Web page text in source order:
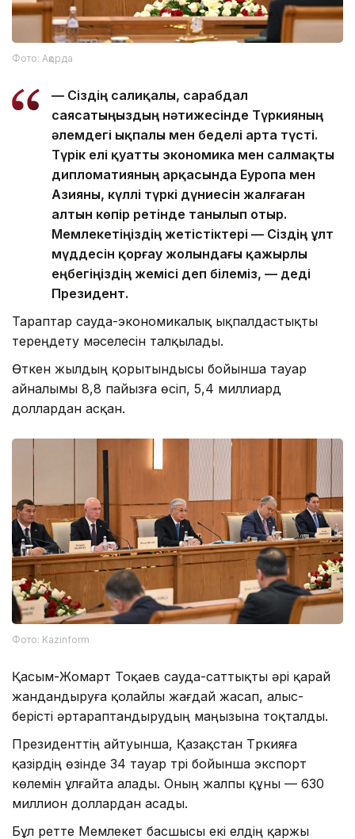
Фото: Ақорда
— Сіздің салиқалы, сарабдал
саясатыңыздың нәтижесінде Түркияның
әлемдегі ықпалы мен беделі арта түсті.
Түрік елі қуатты экономика мен салмақты
дипломатияның арқасында Еуропа мен
Азияны, күллі түркі дүниесін жалғаған
алтын көпір ретінде танылып отыр.
Мемлекетіңіздің жетістіктері — Сіздің ұлт
мүддесін қорғау жолындағы қажырлы
еңбегіңіздің жемісі деп білеміз, — деді
Президент.
Тараптар сауда-экономикалық ықпалдастықты
тереңдету мәселесін талқылады.
Өткен жылдың қорытындысы бойынша тауар
айналымы 8,8 пайызға өсіп, 5,4 миллиард
доллардан асқан.
Фото: Kazinform
Қасым-Жомарт Тоқаев сауда-саттықты әрі қарай
жандандыруға қолайлы жағдай жасап, алыс-
берісті әртараптандырудың маңызына тоқталды.
Президенттің айтуынша, Қазақстан Түркияға
қазірдің өзінде 34 тауар түрі бойынша экспорт
көлемін ұлғайта алады. Оның жалпы құны — 630
миллион доллардан асады.
Бұл ретте Мемлекет басшысы екі елдің қаржы